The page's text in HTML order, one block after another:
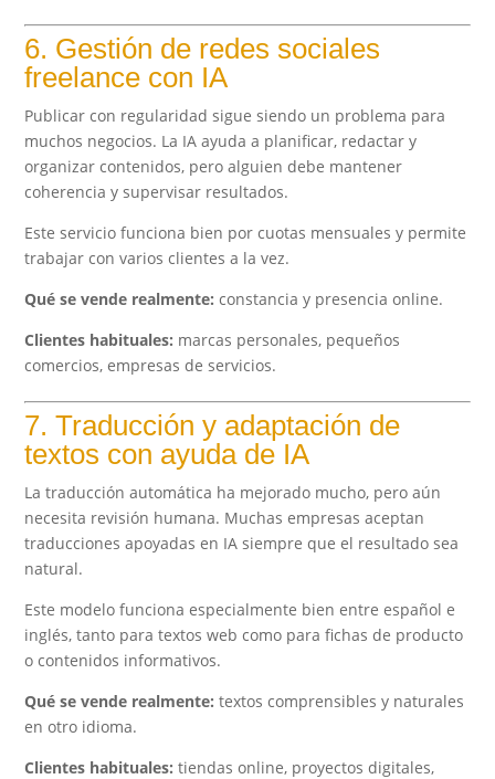
6. Gestión de redes sociales
freelance con IA
Publicar con regularidad sigue siendo un problema para
muchos negocios. La IA ayuda a planificar, redactar y
organizar contenidos, pero alguien debe mantener
coherencia y supervisar resultados.
Este servicio funciona bien por cuotas mensuales y permite
trabajar con varios clientes a la vez.
Qué se vende realmente: constancia y presencia online.
Clientes habituales: marcas personales, pequeños
comercios, empresas de servicios.
7. Traducción y adaptación de
textos con ayuda de IA
La traducción automática ha mejorado mucho, pero aún
necesita revisión humana. Muchas empresas aceptan
traducciones apoyadas en IA siempre que el resultado sea
natural.
Este modelo funciona especialmente bien entre español e
inglés, tanto para textos web como para fichas de producto
o contenidos informativos.
Qué se vende realmente: textos comprensibles y naturales
en otro idioma.
Clientes habituales: tiendas online, proyectos digitales,